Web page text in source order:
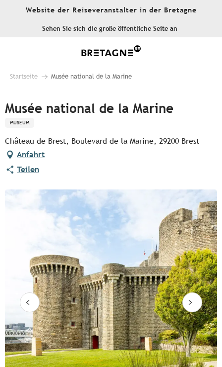
Website der Reiseveranstalter in der Bretagne
Sehen Sie sich die große öffentliche Seite an
Startseite Musée national de la Marine
Musée national de la Marine
MUSEUM
Château de Brest, Boulevard de la Marine, 29200 Brest
Anfahrt
Teilen